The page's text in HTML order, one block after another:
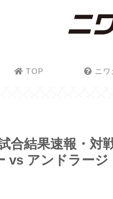
TOP ニワ
合結果速報・対
vs アンドラージ